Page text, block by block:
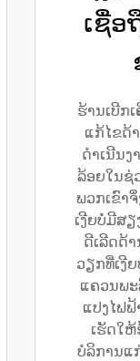
ເຊື່ອ
ຮ້ານເບີກ
ແກ້ໄຂດ້
ດຳເນີນງ
ລ້ອຍໃນຊ່
ພວກເຂົາ
ເງີຍບໍ່ມີສຽ
ດີເລີດດ້
ວຽກທີ່ເງີ
ແຄວນພະ
ແປງໄຟຟ້
ເຮັດໃຫ້
ບໍລິການແ